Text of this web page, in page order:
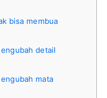
bisa membua
detail
mata